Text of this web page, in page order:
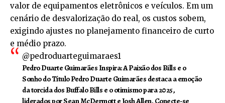
valor de equipamentos eletrônicos e veículos. Em um
cenário de desvalorização do real, os custos sobem,
exigindo ajustes no planejamento financeiro de curto
e médio prazo.
@pedroduarteguimaraes1
Pedro Duarte Guimarães Inspira: A Paixão dos Bills e o
Sonho do Título Pedro Duarte Guimarães destaca a emoção
da torcida dos Buffalo Bills e o otimismo para 2025,
liderados por Sean McDermott e Josh Allen. Conecte-se